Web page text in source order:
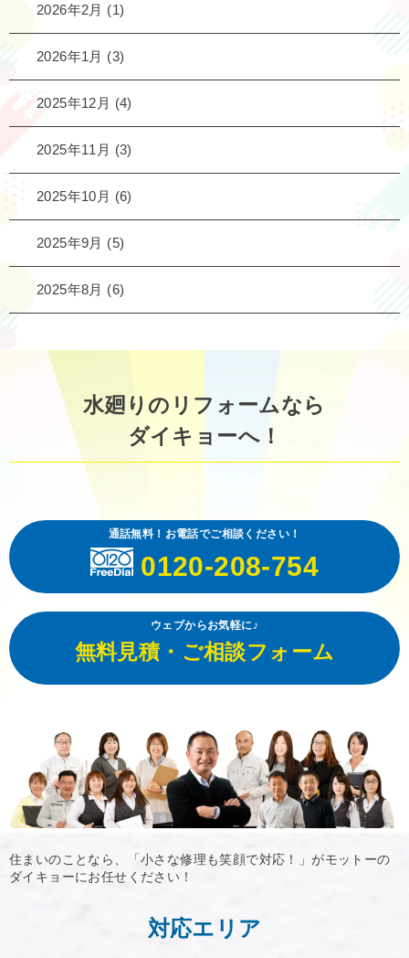
2026年2月 (1)
2026年1月 (3)
2025年12月 (4)
2025年11月 (3)
2025年10月 (6)
2025年9月 (5)
2025年8月 (6)
水廻りのリフォームなら
ダイキョーへ！
通話無料！お電話でご相談ください！
0120-208-754
ウェブからお気軽に♪
無料見積・ご相談フォーム
住まいのことなら、「小さな修理も笑顔で対応！」がモットーの
ダイキョーにお任せください！
対応エリア